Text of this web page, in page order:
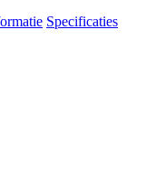
Specificaties